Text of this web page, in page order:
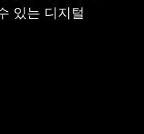
있는 디지털